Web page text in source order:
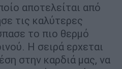
αποτελείται από
τις καλύτερες
το πιο θερμό
Η σειρά ερχεται
στην καρδιά μας, να